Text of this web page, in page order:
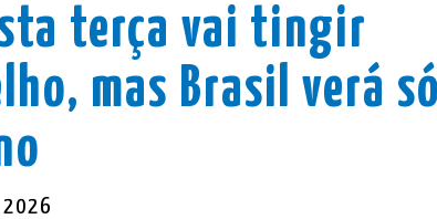
terça vai tingir
mas Brasil verá só